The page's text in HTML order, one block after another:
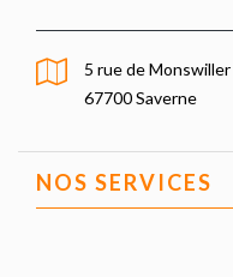
5 rue de Monswiller
67700 Saverne
NOS SERVICES